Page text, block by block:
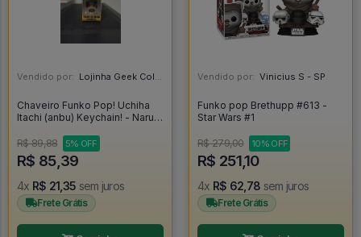
Vendido por: Lojinha Geek Colecionáveis - DF
Chaveiro Funko Pop! Uchiha
Itachi (anbu) Keychain! - Naruto
R$ 89,88
5% OFF
R$ 85,39
4x R$ 21,35 sem juros
Frete Grátis
Vendido por: Vinicius S - SP
Funko pop Brethupp #613 -
Star Wars #1
R$ 279,00 10% OFF
R$ 251,10
4x R$ 62,78 sem juros
Frete Grátis